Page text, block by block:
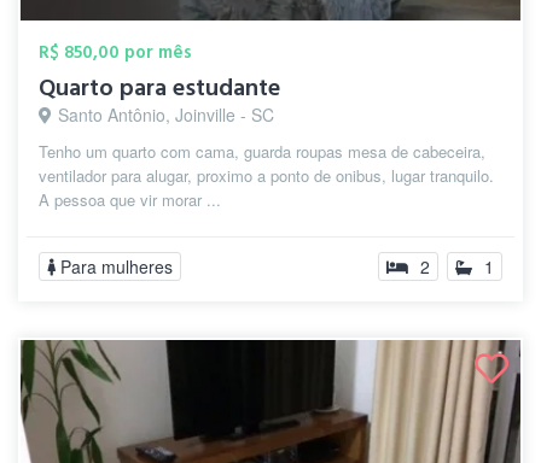
R$ 850,00 por mês
Quarto para estudante
Santo Antônio, Joinville - SC
Tenho um quarto com cama, guarda roupas mesa de cabeceira,
ventilador para alugar, proximo a ponto de onibus, lugar tranquilo.
A pessoa que vir morar ...
Para mulheres 2 1